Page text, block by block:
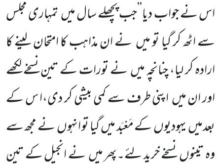
اس نے جواب دیا’’جب پچھلے سال میں تمہاری مجلس
سے اٹھ کر گیا تو میں نے ان مذاہب کا امتحان لینے کا
ارادہ کر لیا، چنانچہ میں نے تورات کے تین نسخے لکھے
اور ان میں اپنی طرف سے کمی بیشی کر دی،ا س کے
بعدمیں یہودیوں کے مَعْبَد میں گیا تو انہوں نے مجھ سے
وہ تینوں نسخے خرید لئے۔پھر میں نے انجیل کے تین